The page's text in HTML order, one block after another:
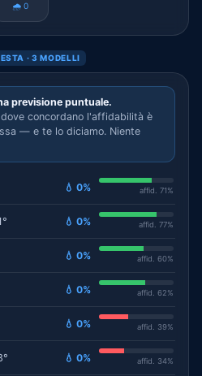
🌧️ 0
· 3 MODELLI
previsione puntuale.
concordano l'affidabilità è
— e te lo diciamo. Niente
💧 0% affid. 71%
💧 0% affid. 77%
💧 0% affid. 60%
💧 0% affid. 62%
💧 0% affid. 39%
💧 0% affid. 34%